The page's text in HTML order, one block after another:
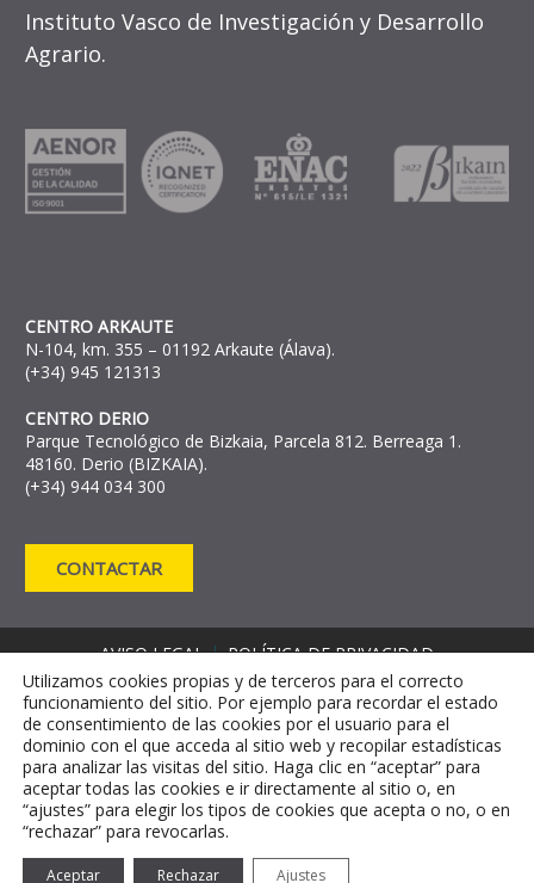
Instituto Vasco de Investigación y Desarrollo
Agrario.
CENTRO ARKAUTE
N-104, km. 355 – 01192 Arkaute (Álava).
(+34) 945 121313
CENTRO DERIO
Parque Tecnológico de Bizkaia, Parcela 812. Berreaga 1.
48160. Derio (BIZKAIA).
(+34) 944 034 300
CONTACTAR
AVISO LEGAL
POLÍTICA DE PRIVACIDAD
POLÍTICA DE COOKIES
CANAL DE DENUNCIAS
CANAL DE INFORMACIÓN CONTRA EL
FRAUDE MRR
Utilizamos cookies propias y de terceros para el correcto
funcionamiento del sitio. Por ejemplo para recordar el estado
de consentimiento de las cookies por el usuario para el
dominio con el que acceda al sitio web y recopilar estadísticas
para analizar las visitas del sitio. Haga clic en “aceptar” para
aceptar todas las cookies e ir directamente al sitio o, en
“ajustes” para elegir los tipos de cookies que acepta o no, o en
“rechazar” para revocarlas.
Aceptar Rechazar Ajustes